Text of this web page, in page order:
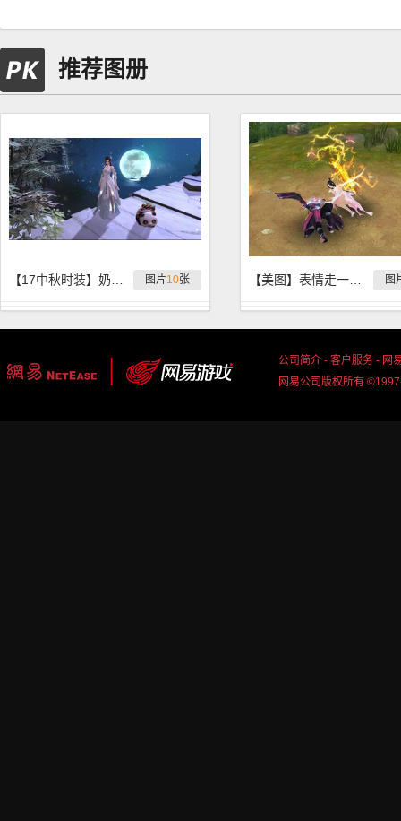
推荐图册
图片10张 图
公司简介 - 客户服务 - 网
网易公司版权所有